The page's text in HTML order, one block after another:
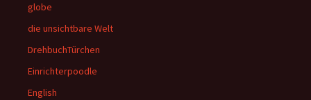
globe
die unsichtbare Welt
DrehbuchTürchen
Einrichterpoodle
English